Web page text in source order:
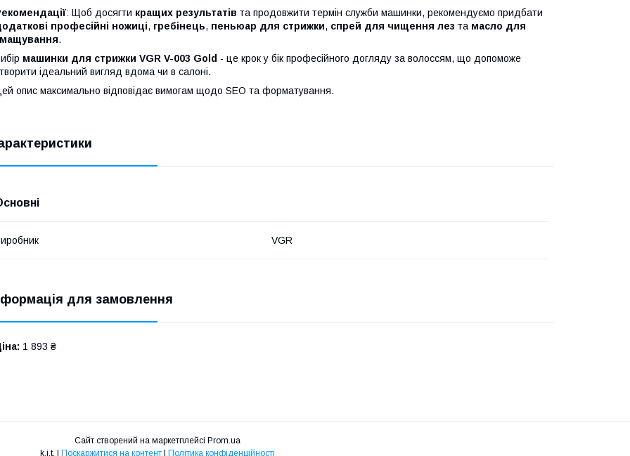
: Щоб досягти кращих результатів та продовжити термін служби машинки, рекомендуємо придбати
професійні ножиці, гребінець, пеньюар для стрижки, спрей для чищення лез та масло для
.
машинки для стрижки VGR V-003 Gold - це крок у бік професійного догляду за волоссям, що допоможе
ідеальний вигляд вдома чи в салоні.
опис максимально відповідає вимогам щодо SEO та форматування.
VGR
для замовлення
1 893 ₴
Сайт створений на маркетплейсі Prom.ua
k.i.t. | Поскаржитися на контент | Політика конфіденційності